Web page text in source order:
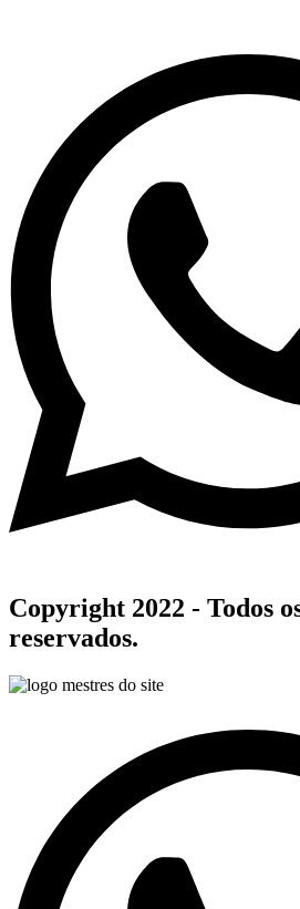
Copyright 2022 - Todos
reservados.